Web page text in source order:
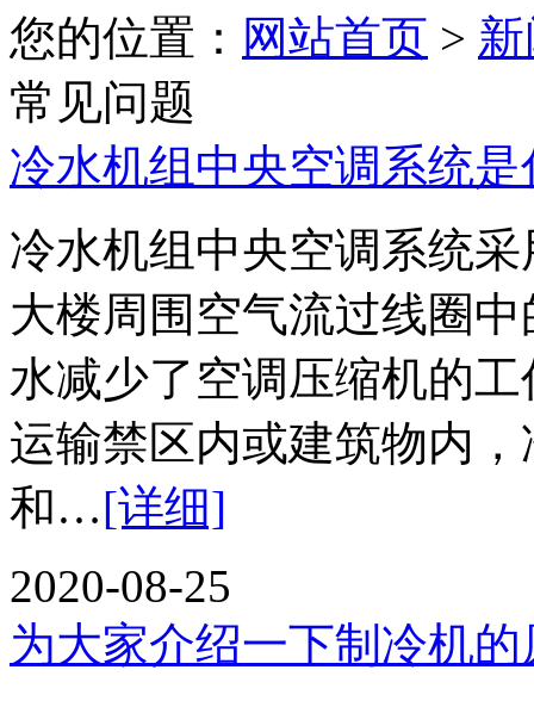
您的位置： 网站首页 >
常见问题
冷水机组中央空调系统是
冷水机组中央空调系统
大楼周围空气流过线圈
水减少了空调压缩机
运输禁区内或建筑物内
和…[详细]
2020-08-25
为大家介绍一下制冷机